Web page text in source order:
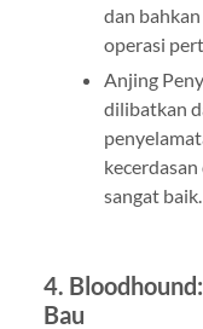
dan
operasi
Anjing
dilibatkan
sangat baik.
4.
Bau